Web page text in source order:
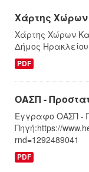
Χάρτης
Χάρτης Χώρων
Δήμος Ηρακλείου
PDF
ΟΑΣΠ -
Έγγραφο ΟΑΣΠ -
Πηγή:https://
rnd=1292489041
PDF